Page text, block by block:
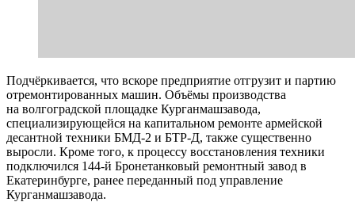
Подчёркивается, что вскоре предприятие отгрузит и партию
отремонтированных машин. Объёмы производства
на волгоградской площадке Курганмашзавода,
специализирующейся на капитальном ремонте армейской
десантной техники БМД-2 и БТР-Д, также существенно
выросли. Кроме того, к процессу восстановления техники
подключился 144-й Бронетанковый ремонтный завод в
Екатеринбурге, ранее переданный под управление
Курганмашзавода.